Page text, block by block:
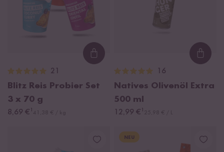
Loading...
21
Blitz Reis Probier Set
3 x 70 g
8,69 € ¹
16
Natives Olivenöl Extra
500 ml
12,99 € ¹
NEU